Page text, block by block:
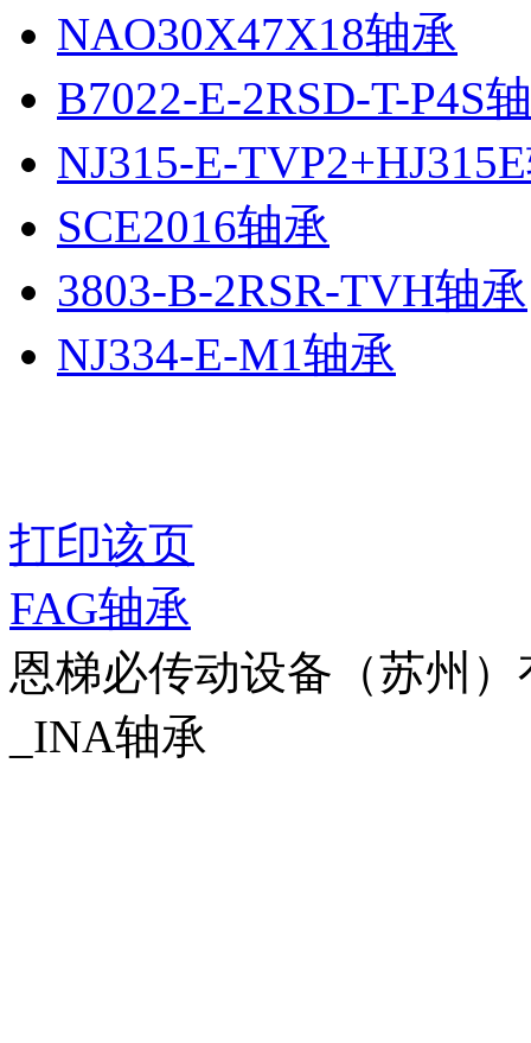
NAO30X47X18轴承
B7022-E-2RSD-T-P4S
NJ315-E-
SCE2016轴承
3803-B-2RSR-TVH轴承
NJ334-E-M1轴承
打印该页
FAG轴承
恩梯必传动设备（苏州
_INA轴承